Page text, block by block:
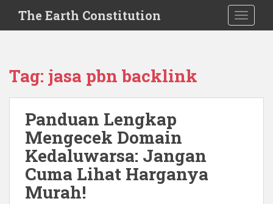
i
The Earth Constitution
Tag: jasa pbn backlink
Panduan Lengkap
Mengecek Domain
Kedaluwarsa: Jangan
Cuma Lihat Harganya
Murah!